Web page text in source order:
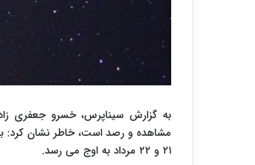
به گزارش سیناپرس، خسرو جعفری
مشاهده و رصد است، خاطر نشان کرد:
۲۱ و ۲۲ مرداد به اوج می رسد.